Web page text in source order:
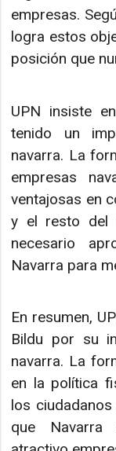
empresas.
logra estos
posición que
UPN insiste
tenido un
navarra. La
empresas
ventajosas en
y el resto del
necesario
Navarra para
En resumen,
Bildu por su
navarra. La
en la política
los
que Navarra